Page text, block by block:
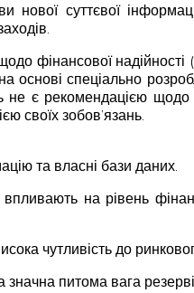
суттєвої
фінансової надійності
основі спеціально
не є рекомендацією
своїх зобов’язань.
та власні бази даних.
на рівень
чутливість до
питома вага